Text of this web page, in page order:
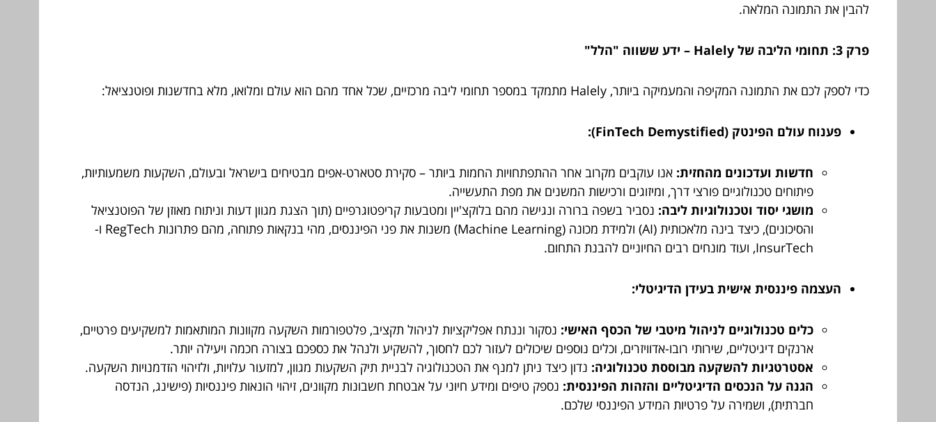
להבין את התמונה המלאה.
פרק 3: תחומי הליבה של Halely – ידע ששווה "הלל"
כדי לספק לכם את התמונה המקיפה והמעמיקה ביותר, Halely מתמקד במספר תחומי ליבה מרכזיים, שכל אחד מהם הוא עולם ומלואו, מלא בחדשנות ופוטנציאל:
פענוח עולם הפינטק (FinTech Demystified):
חדשות ועדכונים מהחזית: אנו עוקבים מקרוב אחר ההתפתחויות החמות ביותר – סקירת סטארט-אפים מבטיחים בישראל ובעולם, השקעות משמעותיות,
פיתוחים טכנולוגיים פורצי דרך, ומיזוגים ורכישות המשנים את מפת התעשייה.
מושגי יסוד וטכנולוגיות ליבה: נסביר בשפה ברורה ונגישה מהם בלוקצ'יין ומטבעות קריפטוגרפיים (תוך הצגת מגוון דעות וניתוח מאוזן של הפוטנציאל
והסיכונים), כיצד בינה מלאכותית (AI) ולמידת מכונה (Machine Learning) משנות את פני הפיננסים, מהי בנקאות פתוחה, מהם פתרונות RegTech ו-
InsurTech, ועוד מונחים רבים החיוניים להבנת התחום.
העצמה פיננסית אישית בעידן הדיגיטלי:
כלים טכנולוגיים לניהול מיטבי של הכסף האישי: נסקור וננתח אפליקציות לניהול תקציב, פלטפורמות השקעה מקוונות המותאמות למשקיעים פרטיים,
ארנקים דיגיטליים, שירותי רובו-אדוויזרים, וכלים נוספים שיכולים לעזור לכם לחסוך, להשקיע ולנהל את כספכם בצורה חכמה ויעילה יותר.
אסטרטגיות להשקעה מבוססת טכנולוגיה: נדון כיצד ניתן למנף את הטכנולוגיה לבניית תיק השקעות מגוון, למזעור עלויות, ולזיהוי הזדמנויות השקעה.
הגנה על הנכסים הדיגיטליים והזהות הפיננסית: נספק טיפים ומידע חיוני על אבטחת חשבונות מקוונים, זיהוי הונאות פיננסיות (פישינג, הנדסה
חברתית), ושמירה על פרטיות המידע הפיננסי שלכם.